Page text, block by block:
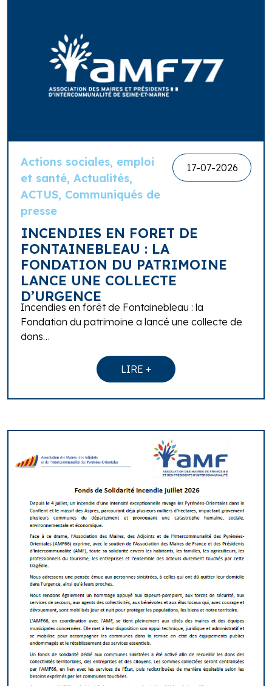
Actions sociales, emploi
et santé, Actualités,
ACTUS, Communiqués de
presse
17-07-2026
INCENDIES EN FORET DE
FONTAINEBLEAU : LA
FONDATION DU PATRIMOINE
LANCE UNE COLLECTE
D’URGENCE
Incendies en forêt de Fontainebleau : la
Fondation du patrimoine a lancé une collecte de
dons…
LIRE +